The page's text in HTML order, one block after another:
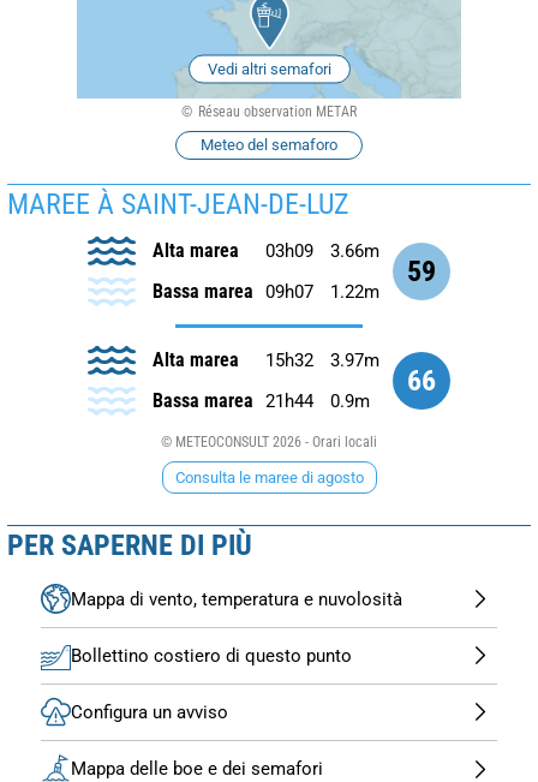
Vedi altri semafori
Réseau observation METAR
Meteo del semaforo
MAREE À SAINT-JEAN-DE-LUZ
59
Alta marea 03h09 3.66m
Bassa marea 09h07 1.22m
66
Alta marea 15h32 3.97m
Bassa marea 21h44 0.9m
© METEOCONSULT 2026 - Orari locali
Consulta le maree di agosto
PER SAPERNE DI PIÙ
Mappa di vento, temperatura e nuvolosità
Bollettino costiero di questo punto
Configura un avviso
Mappa delle boe e dei semafori